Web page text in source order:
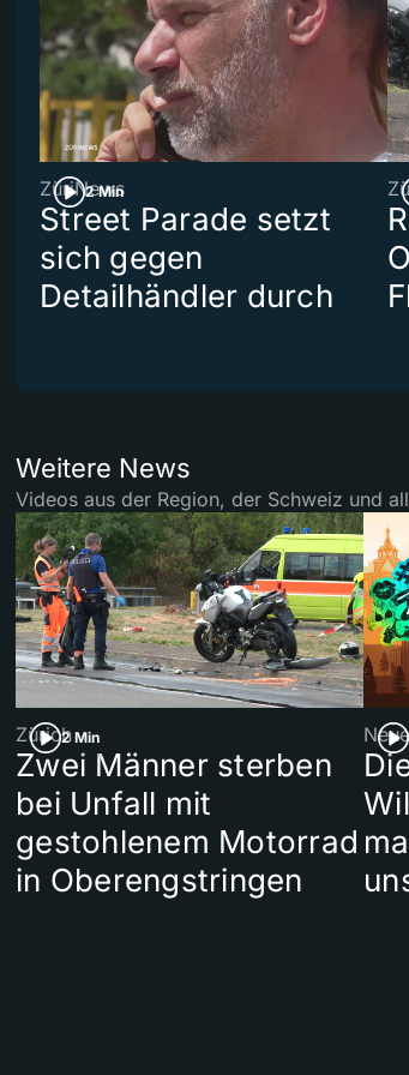
2 Min
ZüriNews
Street Parade setzt
sich gegen
Detailhändler durch
Weitere News
Videos aus der Region, der Schweiz und
2 Min
Zürich
Zwei Männer sterben
bei Unfall mit
gestohlenem Motorrad
in Oberengstringen